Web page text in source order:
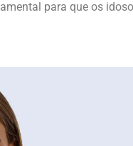
para que os